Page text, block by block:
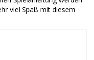
viel Spaß mit diesem